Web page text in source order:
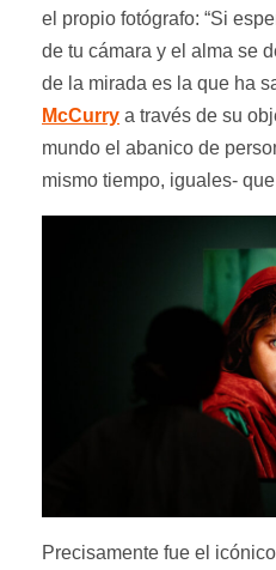
el propio fotógrafo: “Si
de tu cámara y el alma se
de la mirada es la que ha
McCurry a través de su
mundo el abanico de
mismo tiempo, iguales-
Precisamente fue el